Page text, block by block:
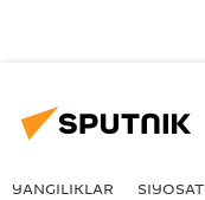
YANGILIKLAR SIYOSAT